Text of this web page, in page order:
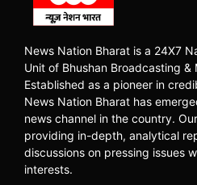
News Nation Bharat is a 24X7
Unit of Bhushan Broadcasting &
Established as a pioneer in
News Nation Bharat has
news channel in the country.
providing in-depth, analytical
discussions on pressing issues
interests.